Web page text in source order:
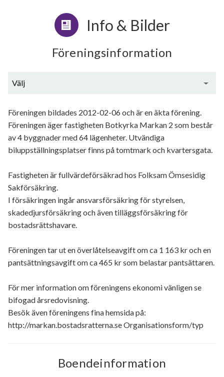
Info & Bilder
Föreningsinformation
Välj
Föreningen bildades 2012-02-06 och är en äkta förening.
Föreningen äger fastigheten Botkyrka Markan 2 som består
av 4 byggnader med 64 lägenheter. Utvändiga
biluppställningsplatser finns på tomtmark och kvartersgata.
Fastigheten är fullvärdeförsäkrad hos Folksam Ömsesidig
Sakförsäkring.
I försäkringen ingår ansvarsförsäkring för styrelsen,
skadedjursförsäkring och även tilläggsförsäkring för
bostadsrättshavare.
Föreningen tar ut en överlåtelseavgift om ca 1 163 kr och en
pantsättningsavgift om ca 465 kr som belastar pantsättaren.
För mer information om föreningens ekonomi vänligen se
bifogad årsredovisning.
Besök även föreningens fina hemsida på:
http://markan.bostadsratterna.se Organisationsform/typ
Boendeinformation